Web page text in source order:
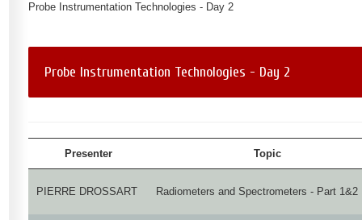
Probe Instrumentation Technologies - Day 2
Probe Instrumentation Technologies - Day 2
Presenter Topic
PIERRE DROSSART Radiometers and Spectrometers - Part 1&2